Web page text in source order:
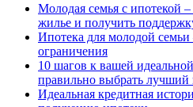
Молодая семья с ипотекой –
жилье и получить
Ипотека для молодой
ограничения
10 шагов к вашей
правильно выбрать лучший
Идеальная кредитная